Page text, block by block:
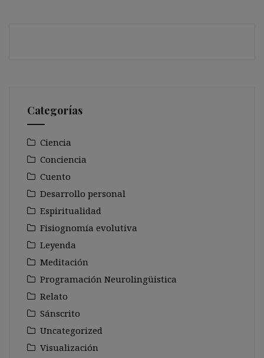
Categorías
Ciencia
Conciencia
Cuento
Desarrollo personal
Espiritualidad
Fisiognomía evolutiva
Leyenda
Meditación
Programación Neurolingüistica
Relato
Sánscrito
Uncategorized
Visualización